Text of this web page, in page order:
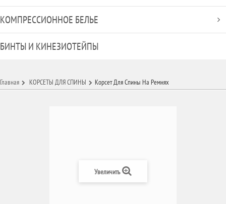
КОМПРЕССИОННОЕ БЕЛЬЕ
БИНТЫ И КИНЕЗИОТЕЙПЫ
Главная КОРСЕТЫ ДЛЯ СПИНЫ Корсет Для Спины На Ремнях
Увеличить